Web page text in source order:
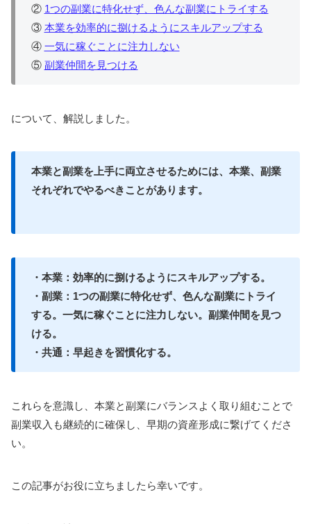
② 1つの副業に特化せず、色んな副業にトライする
③ 本業を効率的に捌けるようにスキルアップする
④ 一気に稼ぐことに注力しない
⑤ 副業仲間を見つける
について、解説しました。
本業と副業を上手に両立させるためには、本業、副業
それぞれでやるべきことがあります。
・本業：効率的に捌けるようにスキルアップする。
・副業：1つの副業に特化せず、色んな副業にトライ
する。一気に稼ぐことに注力しない。副業仲間を見つ
ける。
・共通：早起きを習慣化する。
これらを意識し、本業と副業にバランスよく取り組むことで
副業収入も継続的に確保し、早期の資産形成に繋げてくださ
い。
この記事がお役に立ちましたら幸いです。